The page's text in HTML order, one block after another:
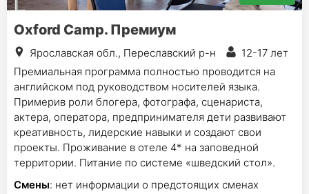
Oxford Camp. Премиум
Ярославская обл., Переславский р-н
12-17 лет
Премиальная программа полностью проводится на
английском под руководством носителей языка.
Примерив роли блогера, фотографа, сценариста,
актера, оператора, предпринимателя дети развивают
креативность, лидерские навыки и создают свои
проекты. Проживание в отеле 4* на заповедной
территории. Питание по системе «шведский стол».
Смены: нет информации о предстоящих сменах